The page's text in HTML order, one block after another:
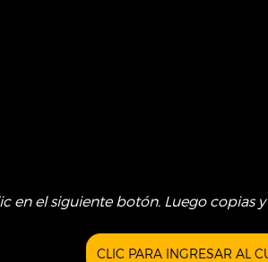
en el siguiente botón. Luego copias
CLIC PARA INGRESAR AL